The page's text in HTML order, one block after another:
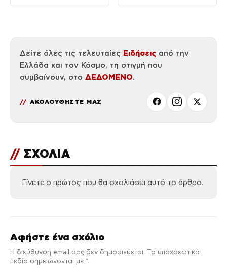
Δείτε όλες τις τελευταίες Ειδήσεις από την
Ελλάδα και τον Κόσμο, τη στιγμή που
συμβαίνουν, στο ΔΕΔΟΜΕΝΟ.
ΑΚΟΛΟΥΘΗΣΤΕ ΜΑΣ
// ΣΧΟΛΙΑ
Γίνετε ο πρώτος που θα σχολιάσει αυτό το άρθρο.
Αφήστε ένα σχόλιο
Η διεύθυνση email σας δεν δημοσιεύεται. Τα υποχρεωτικά
πεδία σημειώνονται με *.